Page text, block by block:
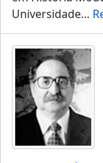
Universidade…